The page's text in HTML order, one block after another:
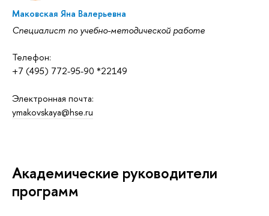
Маковская Яна Валерьевна
Специалист по учебно-методической работе
Телефон:
+7 (495) 772-95-90 *22149
Электронная почта:
ymakovskaya@hse.ru
Академические руководители
программ